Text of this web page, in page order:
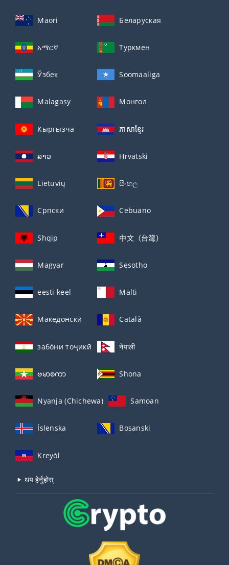
Maori Беларуская
አማርኛ Туркмен
Ўзбек Soomaaliga
Malagasy Монгол
Кыргызча ភាសាខ្មែរ
ລາວ Hrvatski
Lietuvių සිංහල
Српски Cebuano
Shqip 中文（台灣）
Magyar Sesotho
eesti keel Malti
Македонски Català
забо́ни тоҷикӣ́ नेपाली
ဗမာစကာ Shona
Nyanja (Chichewa) Samoan
Íslenska Bosanski
Kreyòl
थप हेर्नुहोस्